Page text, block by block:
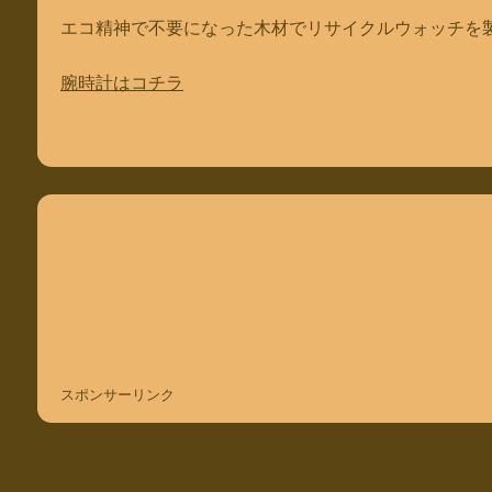
エコ精神で不要になった木材でリサイクルウォッチを
腕時計はコチラ
スポンサーリンク